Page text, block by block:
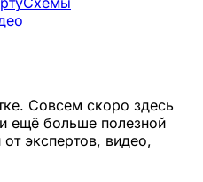
Совсем скоро здесь
ещё больше полезной
экспертов, видео,